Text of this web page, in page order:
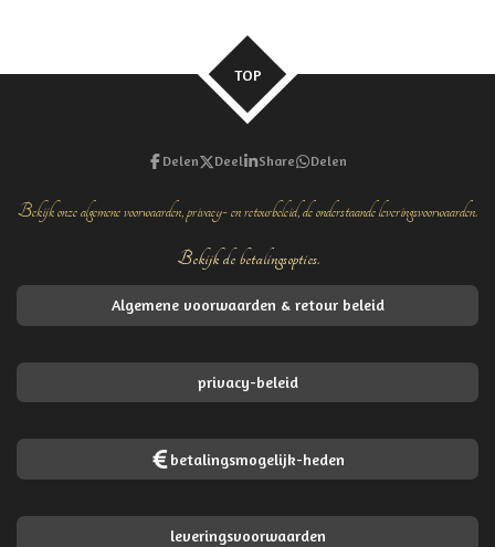
TOP
Delen Deel Share Delen
Bekijk onze algemene voorwaarden, privacy- en retourbeleid, de onderstaande leveringsvoorwaarden.
Bekijk de betalingsopties.
Algemene voorwaarden & retour beleid
privacy-beleid
betalingsmogelijk-heden
leveringsvoorwaarden